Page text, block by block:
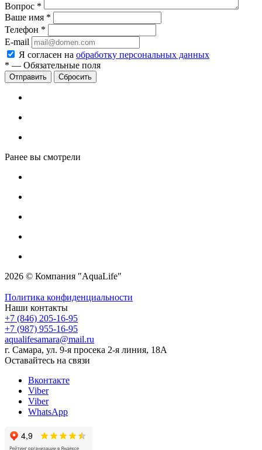
Вопрос *
Ваше имя *
Телефон *
E-mail
Я согласен на обработку персональных данных
* — Обязательные поля
Сбросить
Ранее вы смотрели
2026 © Компания "AquaLife"
Политика конфиденциальности
Наши контакты
+7 (846) 205-16-95
+7 (987) 955-16-95
aqualifesamara@mail.ru
г. Самара, ул. 9-я просека 2-я линия, 18А
Оставайтесь на связи
Вконтакте
Viber
Viber
WhatsApp